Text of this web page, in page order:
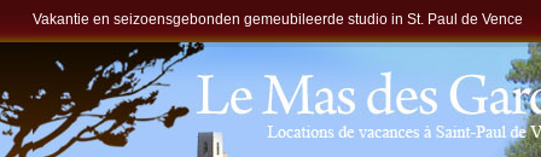
Vakantie en seizoensgebonden gemeubileerde studio in St. Paul de Vence